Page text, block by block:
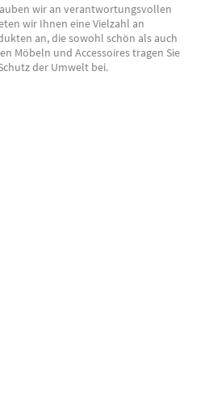
wir an verantwortungsvollen
wir Ihnen eine Vielzahl an
an, die sowohl schön als auch
Möbeln und Accessoires tragen Sie
der Umwelt bei.